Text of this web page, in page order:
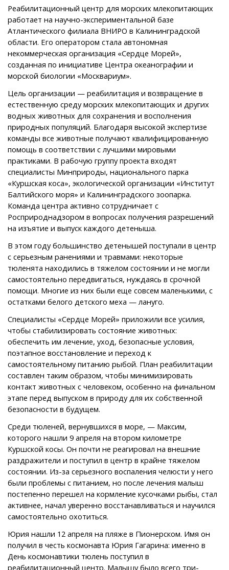
Реабилитационный центр для морских млекопитающих
работает на научно-экспериментальной базе
Атлантического филиала ВНИРО в Калининградской
области. Его оператором стала автономная
некоммерческая организация «Сердце Морей»,
созданная по инициативе Центра океанографии и
морской биологии «Москвариум».
Цель организации — реабилитация и возвращение в
естественную среду морских млекопитающих и других
водных животных для сохранения и восполнения
природных популяций. Благодаря высокой экспертизе
команды все животные получают квалифицированную
помощь в соответствии с лучшими мировыми
практиками. В рабочую группу проекта входят
специалисты Минприроды, национального парка
«Куршская коса», экологической организации «Институт
Балтийского моря» и Калининградского зоопарка.
Команда центра активно сотрудничает с
Росприроднадзором в вопросах получения разрешений
на изъятие и выпуск каждого детеныша.
В этом году большинство детенышей поступали в центр
с серьезным ранениями и травмами: некоторые
тюленята находились в тяжелом состоянии и не могли
самостоятельно передвигаться, нуждаясь в срочной
помощи. Многие из них были еще совсем маленькими, с
остатками белого детского меха — лануго.
Специалисты «Сердце Морей» приложили все усилия,
чтобы стабилизировать состояние животных:
обеспечить им лечение, уход, безопасные условия,
поэтапное восстановление и переход к
самостоятельному питанию рыбой. План реабилитации
составлен таким образом, чтобы минимизировать
контакт животных с человеком, особенно на финальном
этапе перед выпуском в природу для их собственной
безопасности в будущем.
Среди тюленей, вернувшихся в море, — Максим,
которого нашли 9 апреля на втором километре
Куршской косы. Он почти не реагировал на внешние
раздражители и поступил в центр в крайне тяжелом
состоянии. Из-за серьезного воспаления челюсти у него
были проблемы с питанием, но после лечения малыш
постепенно перешел на кормление кусочками рыбы, стал
активнее, начал уверенно восстанавливаться и научился
самостоятельно охотиться.
Юрия нашли 12 апреля на пляже в Пионерском. Имя он
получил в честь космонавта Юрия Гагарина: именно в
День космонавтики тюлень поступил в
реабилитационный центр. Малышу было всего три-